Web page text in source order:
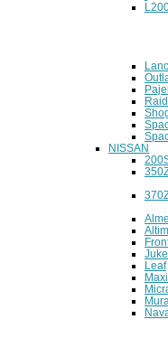
NISSAN
Juke
Leaf